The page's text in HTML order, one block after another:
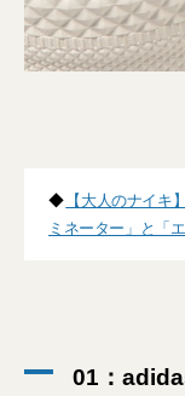
◆ 【大人のナイ
ミネーター」と「
01：